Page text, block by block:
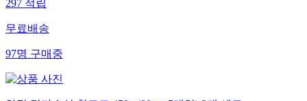
297적립
무료배송
97명구매중